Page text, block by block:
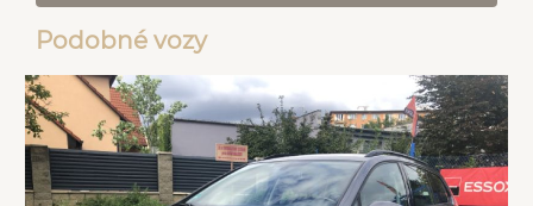
Podobné vozy